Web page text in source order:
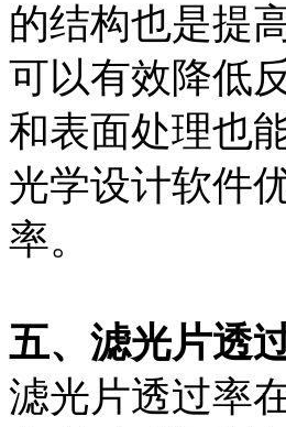
的结构也是提
可以有效降低
和表面处理也
光学设计软件
率。
五、滤光片透
滤光片透过率